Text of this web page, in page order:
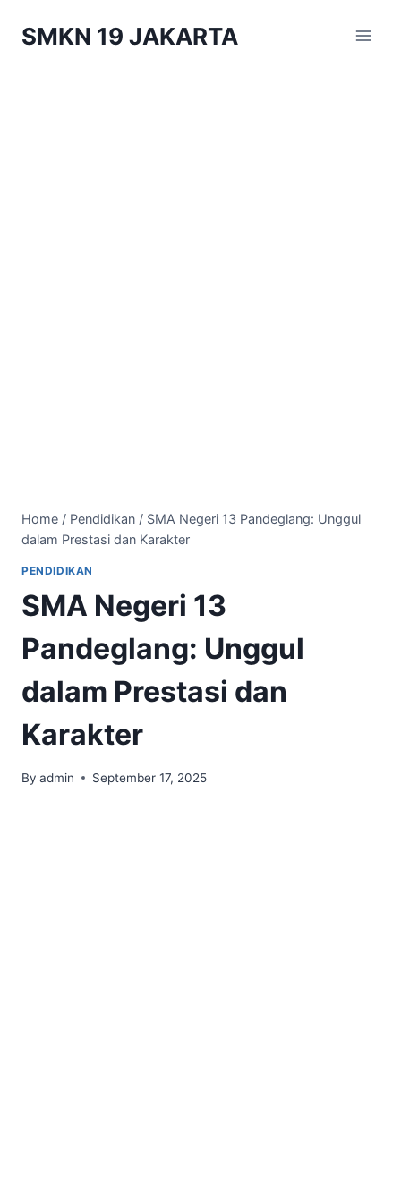
SMKN 19 JAKARTA
Home / Pendidikan / SMA Negeri 13 Pandeglang: Unggul
dalam Prestasi dan Karakter
PENDIDIKAN
SMA Negeri 13
Pandeglang: Unggul
dalam Prestasi dan
Karakter
By admin September 17, 2025